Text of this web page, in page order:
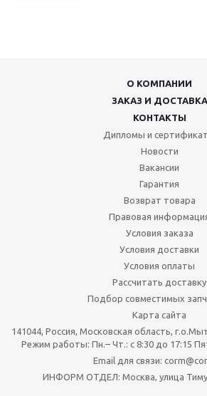
О КОМПАНИИ
ЗАКАЗ И ДОСТАВКА
КОНТАКТЫ
Дипломы и
Новости
Вакансии
Гарантия
Возврат товара
Правовая
Условия заказа
Условия доставки
Условия оплаты
Рассчитать доставку
Подбор совместимых
Карта сайта
141044, Россия, Московская область,
Режим работы: Пн.– Чт.: с 8:30 до 17:15
Email для связи:
ИНФОРМ ОТДЕЛ: Москва, улица